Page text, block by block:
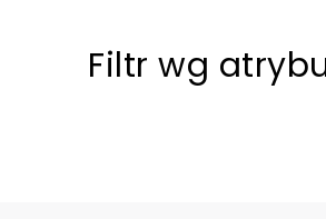
Filtr wg